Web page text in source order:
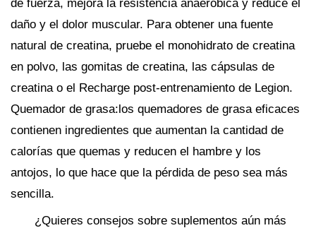
de fuerza, mejora la resistencia anaeróbica y reduce el
daño y el dolor muscular. Para obtener una fuente
natural de creatina, pruebe el monohidrato de creatina
en polvo, las gomitas de creatina, las cápsulas de
creatina o el Recharge post-entrenamiento de Legion.
Quemador de grasa:los quemadores de grasa eficaces
contienen ingredientes que aumentan la cantidad de
calorías que quemas y reducen el hambre y los
antojos, lo que hace que la pérdida de peso sea más
sencilla.
¿Quieres consejos sobre suplementos aún más